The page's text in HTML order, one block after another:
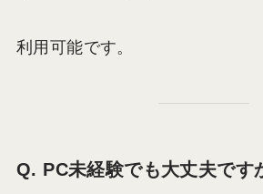
利用可能です。
Q. PC未経験でも大丈夫です